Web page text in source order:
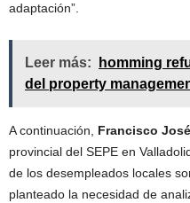
adaptación”.
Leer más:
homming
del property
A continuación, Francisco
provincial del SEPE en
de los desempleados locales
planteado la necesidad de